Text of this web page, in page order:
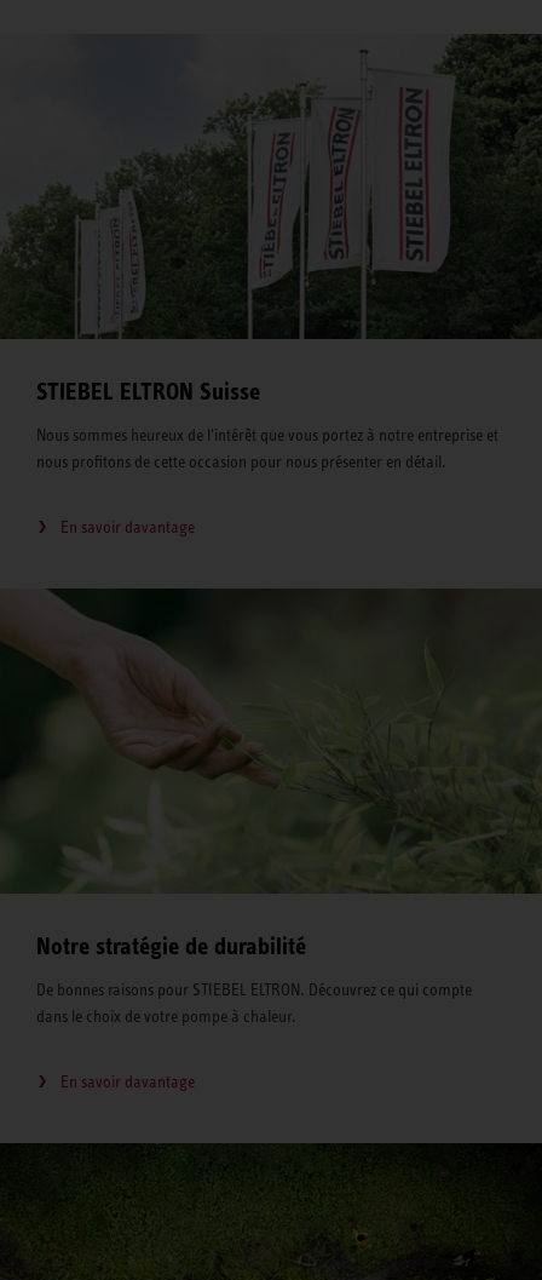
STIEBEL ELTRON Suisse
Nous sommes heureux de l'intérêt que vous portez à notre entreprise et
nous profitons de cette occasion pour nous présenter en détail.
En savoir davantage
Notre stratégie de durabilité
De bonnes raisons pour STIEBEL ELTRON. Découvrez ce qui compte
dans le choix de votre pompe à chaleur.
En savoir davantage